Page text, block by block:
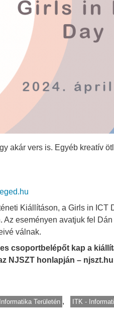
akár vers is. Egyéb kreatív
Kiállításon, a Girls in ICT
eseményen avatjuk fel
válnak.
csoportbelépőt kap a
NJSZT honlapján –
Területén ITK -